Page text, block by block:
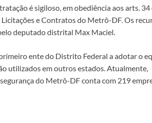
é sigiloso, em obediência aos arts.
e Contratos do Metrô-DF. Os
deputado distrital Max Maciel.
ente do Distrito Federal a adotar o
utilizados em outros estados. Atualmente,
do Metrô-DF conta com 219